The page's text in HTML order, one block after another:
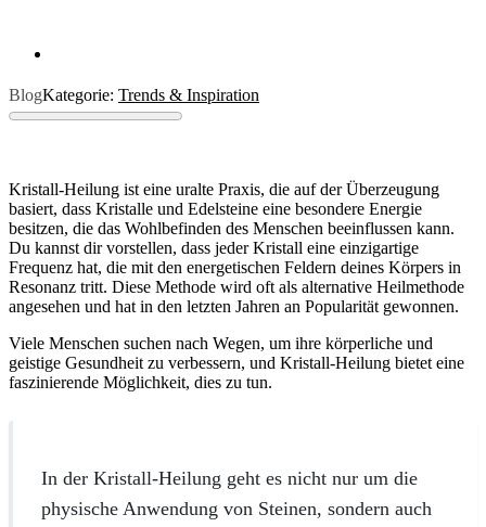
BlogKategorie: Trends & Inspiration
Kristall-Heilung ist eine uralte Praxis, die auf der Überzeugung
basiert, dass Kristalle und Edelsteine eine besondere Energie
besitzen, die das Wohlbefinden des Menschen beeinflussen kann.
Du kannst dir vorstellen, dass jeder Kristall eine einzigartige
Frequenz hat, die mit den energetischen Feldern deines Körpers in
Resonanz tritt. Diese Methode wird oft als alternative Heilmethode
angesehen und hat in den letzten Jahren an Popularität gewonnen.
Viele Menschen suchen nach Wegen, um ihre körperliche und
geistige Gesundheit zu verbessern, und Kristall-Heilung bietet eine
faszinierende Möglichkeit, dies zu tun.
In der Kristall-Heilung geht es nicht nur um die
physische Anwendung von Steinen, sondern auch